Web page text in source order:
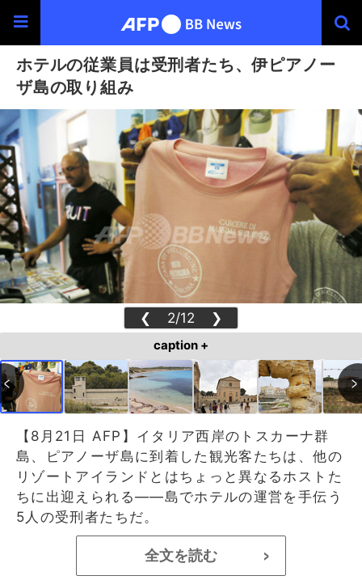
ホテルの従業員は受刑者たち、伊ピアノー
ザ島の取り組み
❮ 2/12 ❯
caption +
【8月21日 AFP】イタリア西岸のトスカーナ群
島、ピアノーザ島に到着した観光客たちは、他の
リゾートアイランドとはちょっと異なるホストた
ちに出迎えられる――島でホテルの運営を手伝う
5人の受刑者たちだ。
全文を読む >